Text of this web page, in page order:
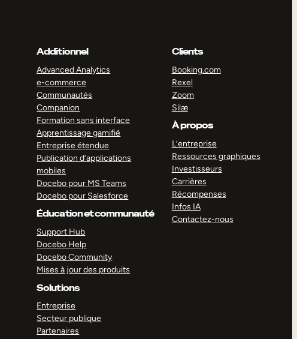
Additionnel
Advanced Analytics
e-commerce
Communautés
Companion
Formation sans interface
Apprentissage gamifié
Entreprise étendue
Publication d’applications
mobiles
Docebo pour MS Teams
Docebo pour Salesforce
Éducation et communauté
Support Hub
Docebo Help
Docebo Community
Mises à jour des produits
Solutions
Entreprise
Secteur publique
Partenaires
Clients
Booking.com
Rexel
Zoom
Silæ
À propos
L’entreprise
Ressources graphiques
Investisseurs
Carrières
Récompenses
Infos IA
Contactez-nous